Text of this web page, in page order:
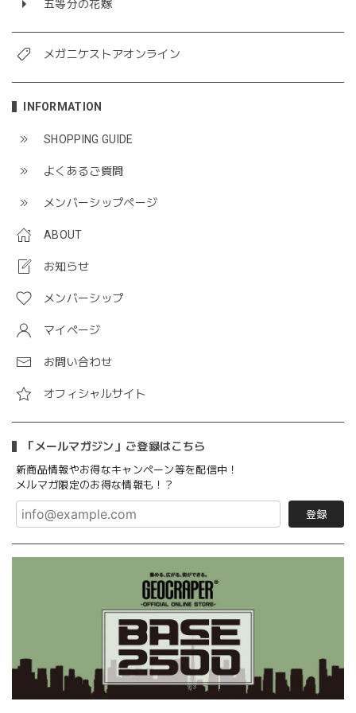
五等分の花嫁
メガニケストアオンライン
INFORMATION
SHOPPING GUIDE
よくあるご質問
メンバーシップページ
ABOUT
お知らせ
メンバーシップ
マイページ
お問い合わせ
オフィシャルサイト
「メールマガジン」ご登録はこちら
新商品情報やお得なキャンペーン等を配信中！
メルマガ限定のお得な情報も！？
登録